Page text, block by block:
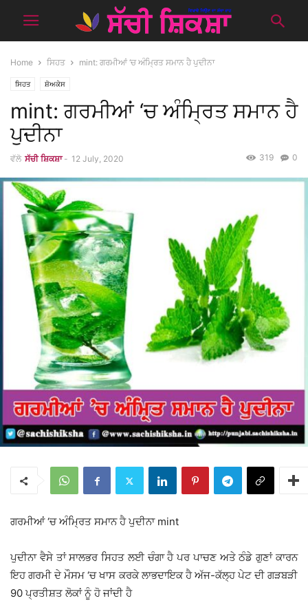
Home ਸਿਹਤ mint: ਗਰਮੀਆਂ ‘ਚ ਅੰਮ੍ਰਿਤ ਸਮਾਨ ਹੈ ਪੁਦੀਨਾ
ਸਿਹਤ ਸ਼ੋਅਕੇਸ
mint: ਗਰਮੀਆਂ ‘ਚ ਅੰਮ੍ਰਿਤ ਸਮਾਨ ਹੈ
ਪੁਦੀਨਾ
ਵੱਲੋ ਸੱਚੀ ਸ਼ਿਕਸ਼ਾ - 12 July, 2020 0
319
ਗਰਮੀਆਂ ‘ਚ ਅੰਮ੍ਰਿਤ ਸਮਾਨ ਹੈ ਪੁਦੀਨਾ mint
ਪੁਦੀਨਾ ਵੈਸੇ ਤਾਂ ਸਾਲਭਰ ਸਿਹਤ ਲਈ ਚੰਗਾ ਹੈ ਪਰ ਪਾਚਣ ਅਤੇ ਠੰਡੇ ਗੁਣਾਂ ਕਾਰਨ
ਇਹ ਗਰਮੀ ਦੇ ਮੌਸਮ ‘ਚ ਖਾਸ ਕਰਕੇ ਲਾਭਦਾਇਕ ਹੈ ਅੱਜ-ਕੱਲ੍ਹ ਪੇਟ ਦੀ ਗੜਬੜੀ
90 ਪ੍ਰਤੀਸ਼ਤ ਲੋਕਾਂ ਨੂੰ ਹੋ ਜਾਂਦੀ ਹੈ